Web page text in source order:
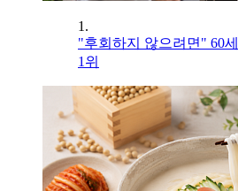
1.
"후회하지 않으려면" 60
1위